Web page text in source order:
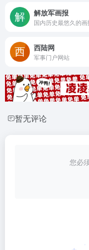
解放军画报
西陆网
军事门户网站
暂无评论
您必